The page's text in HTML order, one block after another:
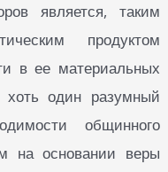
является, таким
продуктом
в ее материальных
один разумный
общинного
на основании веры